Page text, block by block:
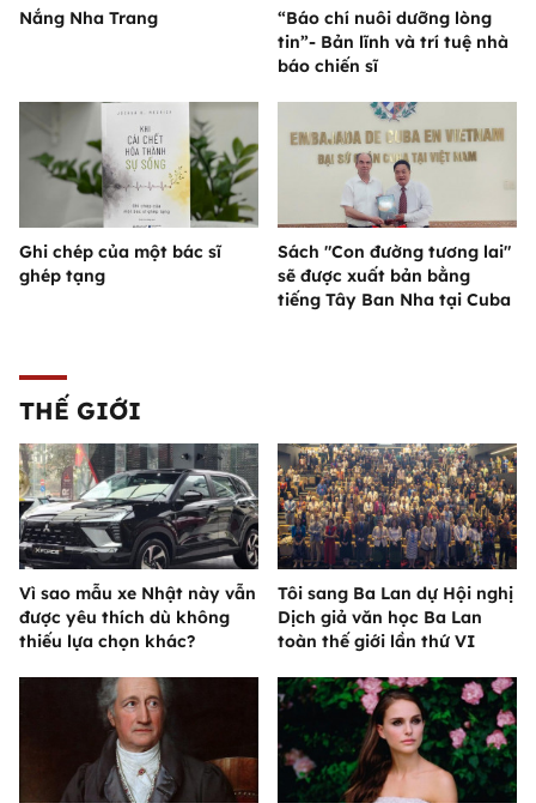
Nắng Nha Trang
“Báo chí nuôi dưỡng lòng
tin”- Bản lĩnh và trí tuệ nhà
báo chiến sĩ
Ghi chép của một bác sĩ
ghép tạng
Sách "Con đường tương lai"
sẽ được xuất bản bằng
tiếng Tây Ban Nha tại Cuba
THẾ GIỚI
Vì sao mẫu xe Nhật này vẫn
được yêu thích dù không
thiếu lựa chọn khác?
Tôi sang Ba Lan dự Hội nghị
Dịch giả văn học Ba Lan
toàn thế giới lần thứ VI